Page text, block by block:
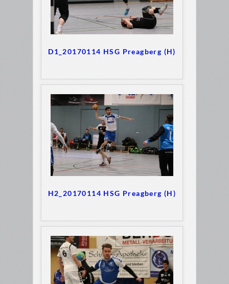
D1_20170114 HSG Preagberg (H)
H2_20170114 HSG Preagberg (H)